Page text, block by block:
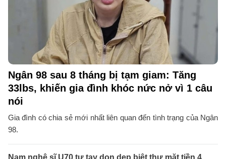
Ngân 98 sau 8 tháng bị tạm giam: Tăng
33lbs, khiến gia đình khóc nức nở vì 1 câu
nói
Gia đình có chia sẻ mới nhất liên quan đến tình trạng của Ngân
98.